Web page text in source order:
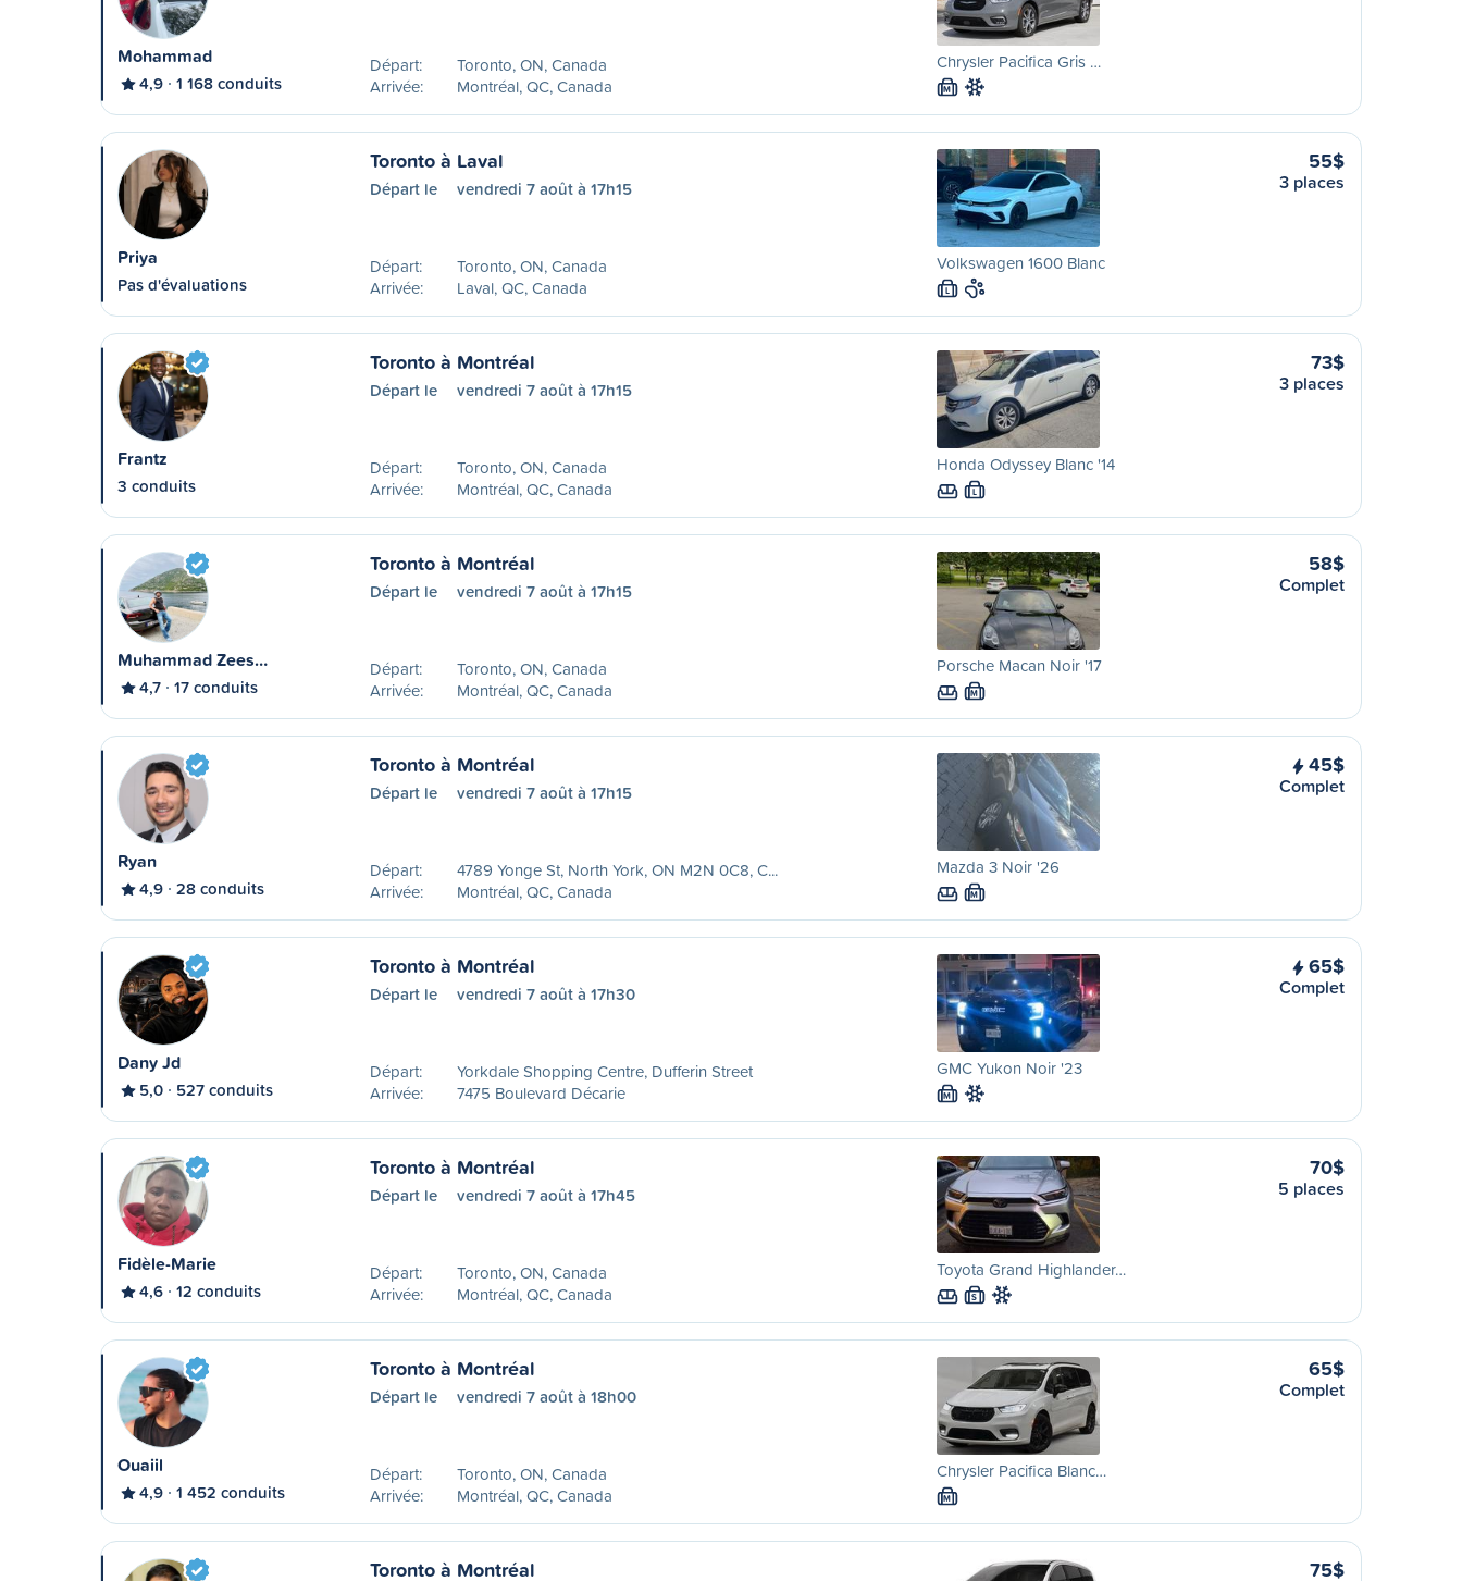
Mohammad
4,9 1 168 conduits
Départ:
Toronto, ON, Canada
Arrivée:
Montréal, QC, Canada
Chrysler Pacifica Gris …
M
Priya
Pas d'évaluations
Toronto à Laval
Départ le vendredi 7 août à 17h15
Départ:
Toronto, ON, Canada
Arrivée:
Laval, QC, Canada
Volkswagen 1600 Blanc
L
55$
3 places
Frantz
3 conduits
Toronto à Montréal
Départ le vendredi 7 août à 17h15
Départ:
Toronto, ON, Canada
Arrivée:
Montréal, QC, Canada
Honda Odyssey Blanc '14
L
73$
3 places
Muhammad Zees…
4,7 17 conduits
Toronto à Montréal
Départ le vendredi 7 août à 17h15
Départ:
Toronto, ON, Canada
Arrivée:
Montréal, QC, Canada
Porsche Macan Noir '17
M
58$
Complet
Ryan
4,9 28 conduits
Toronto à Montréal
Départ le vendredi 7 août à 17h15
Départ:
4789 Yonge St, North York, ON M2N 0C8, C...
Arrivée:
Montréal, QC, Canada
Mazda 3 Noir '26
M
45$
Complet
Dany Jd
5,0 527 conduits
Toronto à Montréal
Départ le vendredi 7 août à 17h30
Départ:
Yorkdale Shopping Centre, Dufferin Street
Arrivée:
7475 Boulevard Décarie
GMC Yukon Noir '23
M
65$
Complet
Fidèle-Marie
4,6 12 conduits
Toronto à Montréal
Départ le vendredi 7 août à 17h45
Départ:
Toronto, ON, Canada
Arrivée:
Montréal, QC, Canada
Toyota Grand Highlander…
S
70$
5 places
Ouaiil
4,9 1 452 conduits
Toronto à Montréal
Départ le vendredi 7 août à 18h00
Départ:
Toronto, ON, Canada
Arrivée:
Montréal, QC, Canada
Chrysler Pacifica Blanc…
M
65$
Complet
Toronto à Montréal 75$